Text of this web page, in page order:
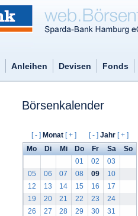
Anleihen Devisen Fonds
Börsenkalender
[ - ] Monat [ + ] [ - ] Jahr [ + ]
Mo
Di Mi Do Fr Sa
So
01
02
03
05
06 07 08 09
10
12
13 14 15 16
17
19
20 21 22 23
24
26
27 28 29 30 31